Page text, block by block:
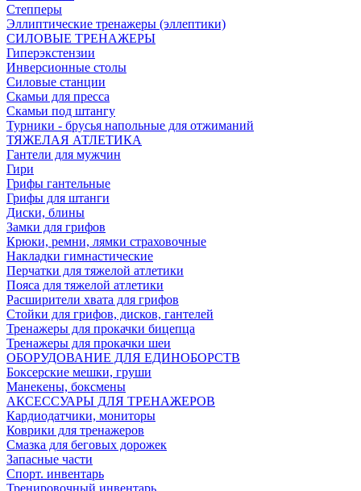
Степперы
Эллиптические тренажеры (эллептики)
СИЛОВЫЕ ТРЕНАЖЕРЫ
Гиперэкстензии
Инверсионные столы
Силовые станции
Скамьи для пресса
Скамьи под штангу
Турники - брусья напольные для отжиманий
ТЯЖЕЛАЯ АТЛЕТИКА
Гантели для мужчин
Гири
Грифы гантельные
Грифы для штанги
Диски, блины
Замки для грифов
Крюки, ремни, лямки страховочные
Накладки гимнастические
Перчатки для тяжелой атлетики
Пояса для тяжелой атлетики
Расширители хвата для грифов
Стойки для грифов, дисков, гантелей
Тренажеры для прокачки бицепца
Тренажеры для прокачки шеи
ОБОРУДОВАНИЕ ДЛЯ ЕДИНОБОРСТВ
Боксерские мешки, груши
Манекены, боксмены
АКСЕССУАРЫ ДЛЯ ТРЕНАЖЕРОВ
Кардиодатчики, мониторы
Коврики для тренажеров
Смазка для беговых дорожек
Запасные части
Спорт. инвентарь
Тренировочный инвентарь